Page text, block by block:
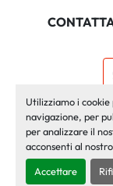
Utilizziamo i
navigazione, per
per analizzare il
acconsenti al
Accettare